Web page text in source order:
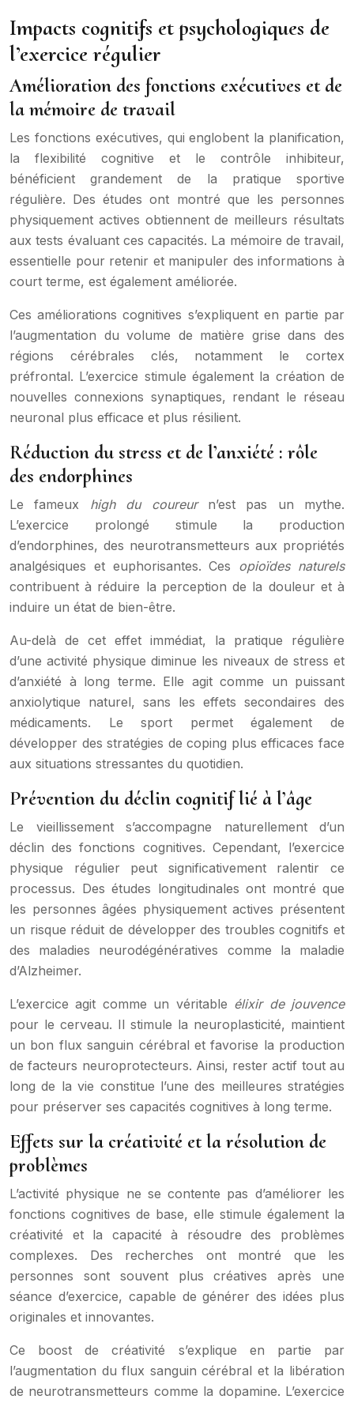
Impacts cognitifs et psychologiques de
l’exercice régulier
Amélioration des fonctions exécutives et de
la mémoire de travail
Les fonctions exécutives, qui englobent la planification,
la flexibilité cognitive et le contrôle inhibiteur,
bénéficient grandement de la pratique sportive
régulière. Des études ont montré que les personnes
physiquement actives obtiennent de meilleurs résultats
aux tests évaluant ces capacités. La mémoire de travail,
essentielle pour retenir et manipuler des informations à
court terme, est également améliorée.
Ces améliorations cognitives s’expliquent en partie par
l’augmentation du volume de matière grise dans des
régions cérébrales clés, notamment le cortex
préfrontal. L’exercice stimule également la création de
nouvelles connexions synaptiques, rendant le réseau
neuronal plus efficace et plus résilient.
Réduction du stress et de l’anxiété : rôle
des endorphines
Le fameux high du coureur n’est pas un mythe.
L’exercice prolongé stimule la production
d’endorphines, des neurotransmetteurs aux propriétés
analgésiques et euphorisantes. Ces opioïdes naturels
contribuent à réduire la perception de la douleur et à
induire un état de bien-être.
Au-delà de cet effet immédiat, la pratique régulière
d’une activité physique diminue les niveaux de stress et
d’anxiété à long terme. Elle agit comme un puissant
anxiolytique naturel, sans les effets secondaires des
médicaments. Le sport permet également de
développer des stratégies de coping plus efficaces face
aux situations stressantes du quotidien.
Prévention du déclin cognitif lié à l’âge
Le vieillissement s’accompagne naturellement d’un
déclin des fonctions cognitives. Cependant, l’exercice
physique régulier peut significativement ralentir ce
processus. Des études longitudinales ont montré que
les personnes âgées physiquement actives présentent
un risque réduit de développer des troubles cognitifs et
des maladies neurodégénératives comme la maladie
d’Alzheimer.
L’exercice agit comme un véritable élixir de jouvence
pour le cerveau. Il stimule la neuroplasticité, maintient
un bon flux sanguin cérébral et favorise la production
de facteurs neuroprotecteurs. Ainsi, rester actif tout au
long de la vie constitue l’une des meilleures stratégies
pour préserver ses capacités cognitives à long terme.
Effets sur la créativité et la résolution de
problèmes
L’activité physique ne se contente pas d’améliorer les
fonctions cognitives de base, elle stimule également la
créativité et la capacité à résoudre des problèmes
complexes. Des recherches ont montré que les
personnes sont souvent plus créatives après une
séance d’exercice, capable de générer des idées plus
originales et innovantes.
Ce boost de créativité s’explique en partie par
l’augmentation du flux sanguin cérébral et la libération
de neurotransmetteurs comme la dopamine. L’exercice